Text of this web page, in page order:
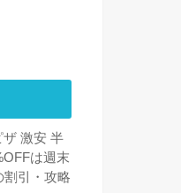
ザ 激安 半
は週末
割引・攻略